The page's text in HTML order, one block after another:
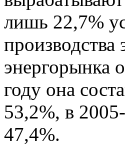
лишь 22,7%
энергорынка
году она
53,2%, в
47,4%.